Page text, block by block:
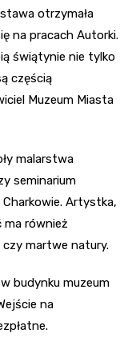
otrzymała
na pracach Autorki.
świątynie nie tylko
częścią
Muzeum Miasta
malarstwa
seminarium
Artystka,
ma również
martwe natury.
budynku muzeum
na